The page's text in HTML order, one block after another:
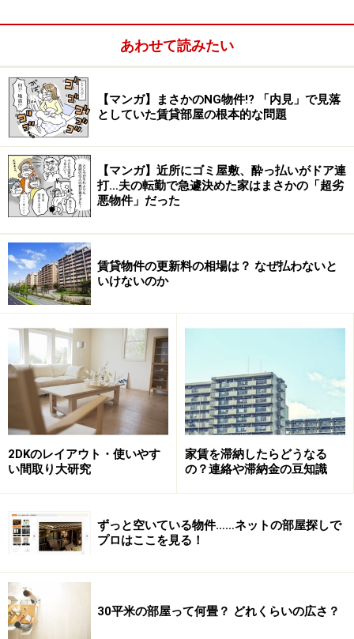
す。）
＜目次＞
3DKの間取り1：「田の字」型
3DKの間取り2：「1部屋だけ独立」型
3DKの間取り3：「縦リビング」型
3DKの間取り4：「テラスハウス」型
3DKの間取り1：「田の字」型
【A：3DK・55平米・田の字型】
アパートでよく見られる間取りで、
あわせて読みたい
【マンガ】まさかのNG物件!? 「内見」で見落
としていた賃貸部屋の根本的な問題
【マンガ】近所にゴミ屋敷、酔っ払いがドア連
打…夫の転勤で急遽決めた家はまさかの「超劣
悪物件」だった
賃貸物件の更新料の相場は？ なぜ払わないと
いけないのか
2DKのレイアウト・使いやす
い間取り大研究
家賃を滞納したらどうなる
の？連絡や滞納金の豆知識
ずっと空いている物件……ネットの部屋探しで
プロはここを見る！
30平米の部屋って何畳？ どれくらいの広さ？